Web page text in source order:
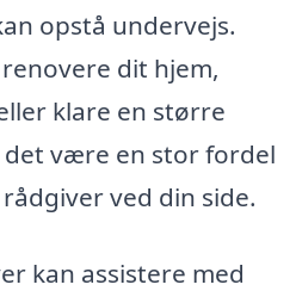
opstå undervejs.
dit hjem,
klare en større
være en stor fordel
ved din side.
kan assistere med